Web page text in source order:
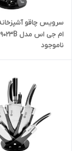
ام جی اس مدل KS-9023B
ناموجود